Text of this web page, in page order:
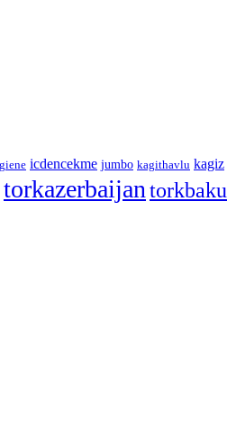
icdencekme jumbo kagithavlu kagiz
torkazerbaijan torkbaku